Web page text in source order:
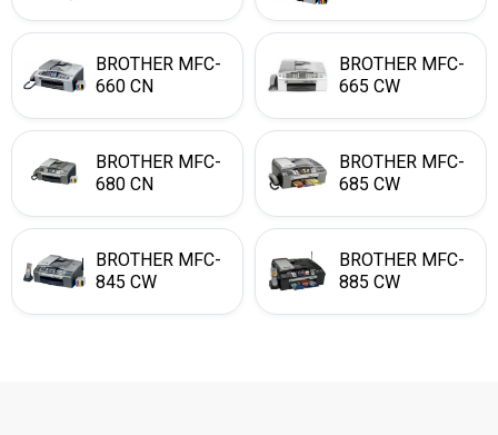
BROTHER MFC-
660 CN
BROTHER MFC-
665 CW
BROTHER MFC-
680 CN
BROTHER MFC-
685 CW
BROTHER MFC-
845 CW
BROTHER MFC-
885 CW